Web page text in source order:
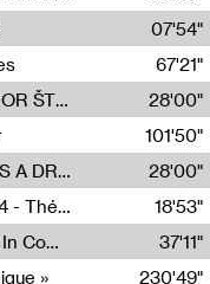
07'54"
67'21"
Radia Show #1100 : 74.48 DB(A) BY IGOR ŠTROMAJER FOR RADIO X
28'00"
101'50"
Radia Show #1099: TEA FM LORCA AS A DREAM
28'00"
Mimésis : MATERIA PRIMA # étude n°4 - Théâtre de l’Aquarium
18'53"
Ok Deluxe (full album) - I Don't Believe In Computing
37'11"
»
230'49"